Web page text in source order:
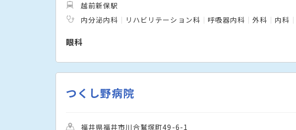
越前新保駅
内分泌内科
リハビリテーション科 呼吸器内科 外科 内科
眼科
つくし野病院
福井県福井市川合鷲塚町49-6-1